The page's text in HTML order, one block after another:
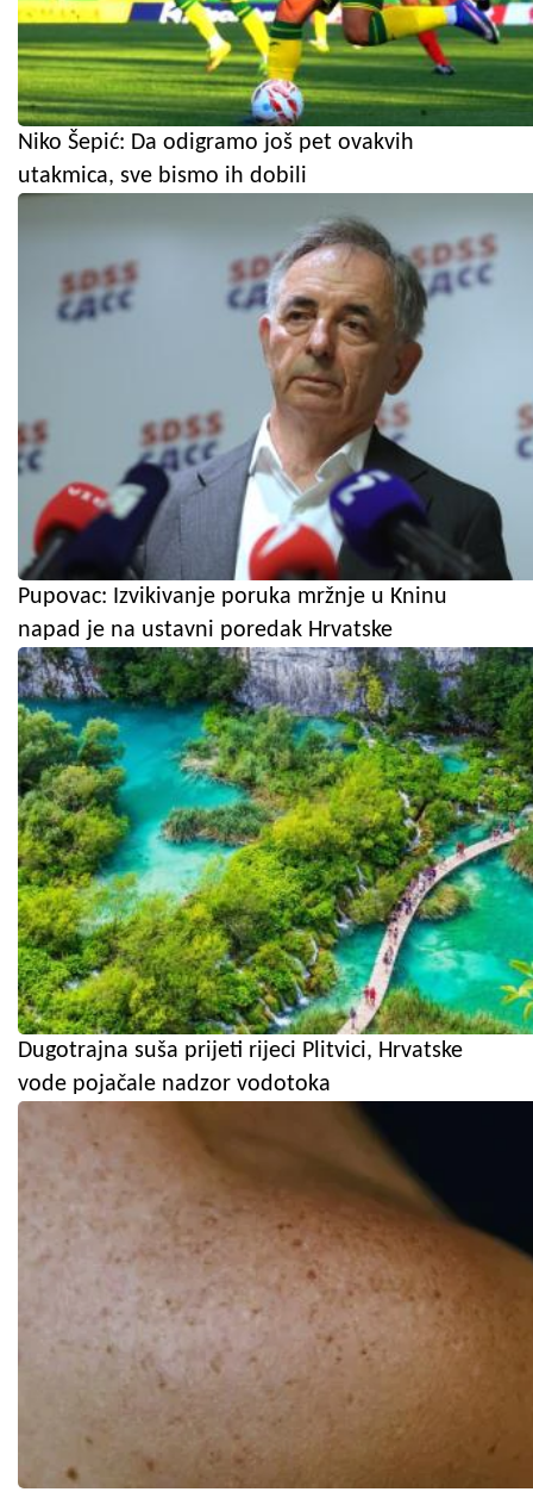
Niko Šepić: Da odigramo još pet ovakvih
utakmica, sve bismo ih dobili
Pupovac: Izvikivanje poruka mržnje u Kninu
napad je na ustavni poredak Hrvatske
Dugotrajna suša prijeti rijeci Plitvici, Hrvatske
vode pojačale nadzor vodotoka